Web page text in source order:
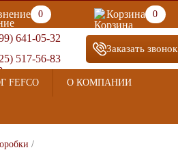
0 Корзина 0
641-05-32
517-56-83
Заказать звонок
FEFCO О КОМПАНИИ
/